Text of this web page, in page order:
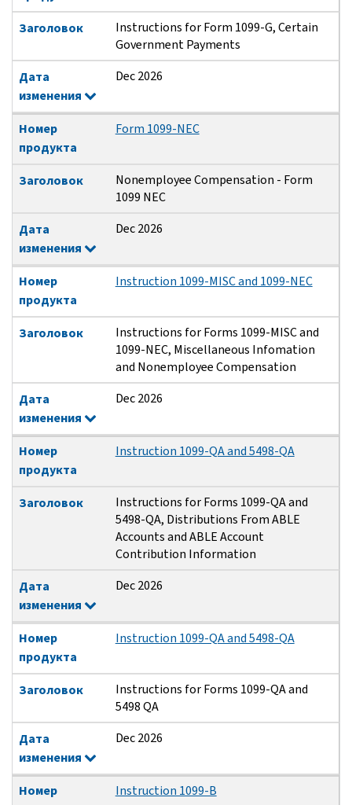
Заголовок
Instructions for Form 1099-G, Certain
Government Payments
Дата
изменения
Dec 2026
Номер
продукта
Form 1099-NEC
Заголовок
Nonemployee Compensation - Form
1099 NEC
Дата
изменения
Dec 2026
Номер
продукта
Instruction 1099-MISC and 1099-NEC
Заголовок
Instructions for Forms 1099-MISC and
1099-NEC, Miscellaneous Infomation
and Nonemployee Compensation
Дата
изменения
Dec 2026
Номер
продукта
Instruction 1099-QA and 5498-QA
Заголовок
Instructions for Forms 1099-QA and
5498-QA, Distributions From ABLE
Accounts and ABLE Account
Contribution Information
Дата
изменения
Dec 2026
Номер
продукта
Instruction 1099-QA and 5498-QA
Заголовок
Instructions for Forms 1099-QA and
5498 QA
Дата
изменения
Dec 2026
Номер
Instruction 1099-B